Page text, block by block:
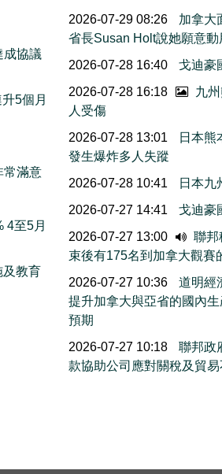
成協議
5個月
常滿意
4至5月
及教育
2026-07-29 08:26
加拿大
省長Susan Holt說她願意
2026-07-28 16:40
戈迪豪
2026-07-28 16:18
九
人受傷
2026-07-28 13:01
日本熊
發生爆炸多人失蹤
2026-07-28 10:41
日本九
2026-07-27 14:41
戈迪豪
2026-07-27 13:00
聯邦
束後有175名到加拿大觀賽
2026-07-27 10:36
道明經
提升加拿大與亞省的國內
預期
2026-07-27 10:18
聯邦政
款協助公司應對關稅及貿